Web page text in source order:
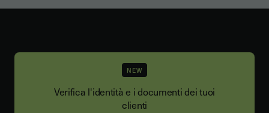
NEW
Verifica l'identità e i documenti dei tuoi
clienti